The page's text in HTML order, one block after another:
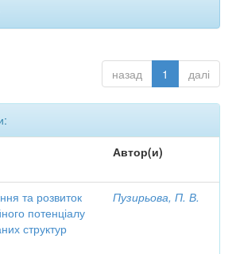
назад 1 далі
Автор(и)
та розвиток
потенціалу
структур
Пузирьова, П. В.